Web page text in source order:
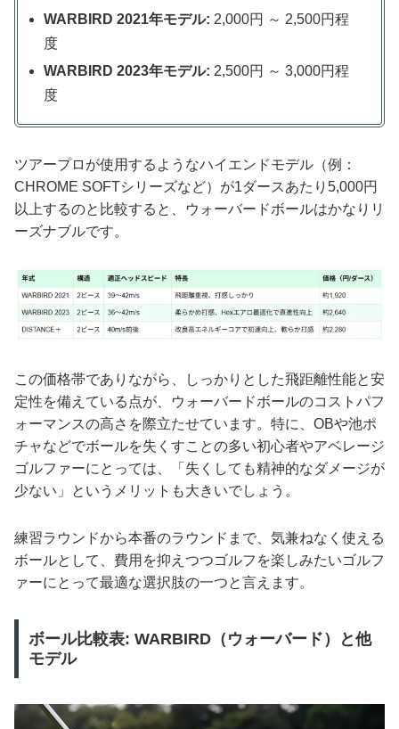
WARBIRD 2021年モデル: 2,000円 ～ 2,500円程
度
WARBIRD 2023年モデル: 2,500円 ～ 3,000円程
度
ツアープロが使用するようなハイエンドモデル（例：
CHROME SOFTシリーズなど）が1ダースあたり5,000円
以上するのと比較すると、ウォーバードボールはかなりリ
ーズナブルです。
この価格帯でありながら、しっかりとした飛距離性能と安
定性を備えている点が、ウォーバードボールのコストパフ
ォーマンスの高さを際立たせています。特に、OBや池ポ
チャなどでボールを失くすことの多い初心者やアベレージ
ゴルファーにとっては、「失くしても精神的なダメージが
少ない」というメリットも大きいでしょう。
練習ラウンドから本番のラウンドまで、気兼ねなく使える
ボールとして、費用を抑えつつゴルフを楽しみたいゴルフ
ァーにとって最適な選択肢の一つと言えます。
ボール比較表: WARBIRD（ウォーバード）と他
モデル